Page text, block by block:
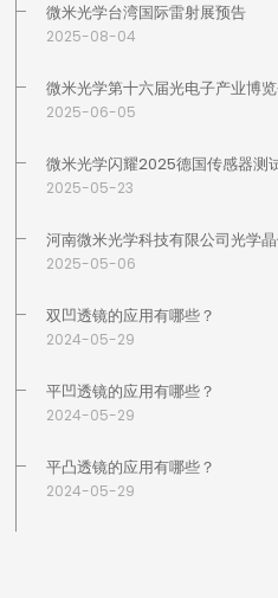
微米光学台湾国际雷射展预告
2025-08-04
微米光学第十六届光电子产业博
2025-06-05
微米光学闪耀2025德国传感器测
2025-05-23
河南微米光学科技有限公司光学
2025-05-06
双凹透镜的应用有哪些？
2024-05-29
平凹透镜的应用有哪些？
2024-05-29
平凸透镜的应用有哪些？
2024-05-29